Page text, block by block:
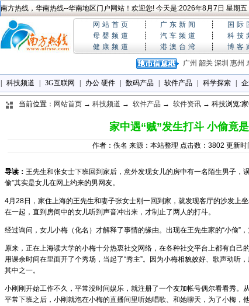
南方热线，华南热线--华南地区门户网站！欢迎您! 今天是:2026年8月7日 星期五
网站首页
┊ 广东新闻 ┊ 国际
母婴频道
┊ 汽车频道 ┊ 科技
健康频道
┊ 港澳台湾 ┊ 博客
广州 韶关 深圳 惠州
科技频道 3G互联网 办公 硬件 数码产品 软件产品 科学探索
当前位置： 网站首页 → 科技频道 → 软件产品 → 软件资讯 → 科技浏览:家
家中遇“贼”发生打斗 小偷竟
作者：佚名 来源：本站整理 点击数：3802 更新
导读： 王先生和张女士下班回到家后，意外发现女儿的房中有一名陌生男子，
偷”其实是女儿在网上约来的男网友。
4月28日，家住上海的王先生和妻子张女士刚一回到家，就发现客厅的沙发上
在一起，直到房间中的女儿听到声音冲出来，才制止了两人的打斗。
经过询问，女儿小梅（化名）才解释了事情的缘由。出现在王先生家的“小偷”，
原来，正在上海读大学的小梅十分热衷社交网络，在各种社交平台上都有自己
用课余时间在里面开了个秀场，当起了“秀主”。因为小梅相貌姣好、歌声动听
其中之一。
小刚刚开始工作不久，平常没时间娱乐，就注册了一个友加帐号偶尔看看秀。
平常下班之后，小刚就泡在小梅的直播间里听她唱歌、和她聊天，为了小梅，